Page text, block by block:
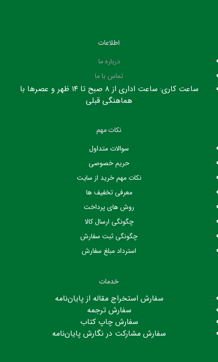
اطلاعات
درباره ما
تماس با ما
ساعت کاری: ساعت اداری از ۸ صبح تا ۱۴ ظهر و عصرها با
هماهنگی قبلی
نکات مهم
سوالات متداول
حریم خصوصی
نکات مهم خرید از سایت
معرفی تخفیف ها
روش های پرداخت
چگونگی ارسال کالا
چگونگی ثبت سفارش
استرداد مبلغ سفارش
خدمات
سفارش استخراج مقاله از پایان‌نامه
سفارش ترجمه
سفارش چاپ کتاب
سفارش مشارکت در نگارش پایان‌نامه